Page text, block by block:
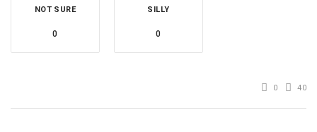
NOT SURE
0
SILLY
0
0 40